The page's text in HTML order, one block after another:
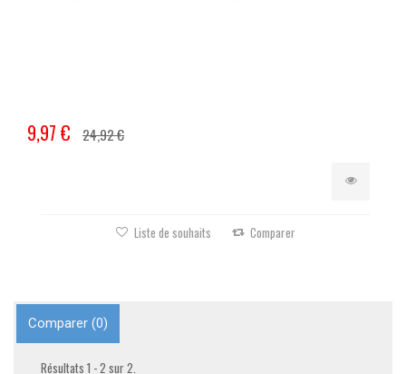
9,97 € 24,92 €
Liste de souhaits Comparer
Comparer (0)
Résultats 1 - 2 sur 2.